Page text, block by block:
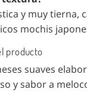
y muy tierna,
mochis
producto
suaves
y sabor a